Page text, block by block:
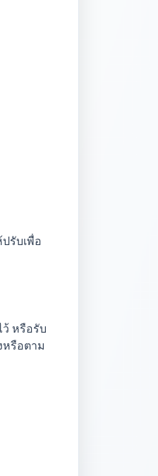
รับเพื่อ
หรือรับ
รือตาม